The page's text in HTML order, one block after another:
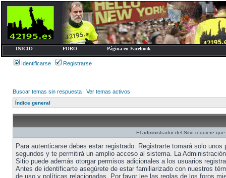
INICIO FORO Página en Facebook
Identificarse Registrarse
Buscar temas sin respuesta | Ver temas activos
Índice general
El administrador del Sitio requiere
Para autenticarse debes estar registrado. Registrarte tomará solo unos
segundos y te permitirá un amplio acceso al sistema. La
Sitio puede además otorgar permisos adicionales a los usuarios
Antes de identificarte asegúrete de estar familiarizado con nuestros
de uso y políticas relacionadas. Por favor lee las reglas de los foros